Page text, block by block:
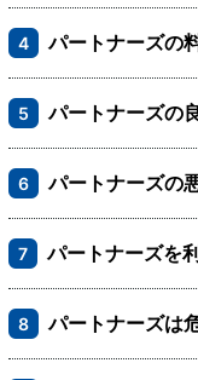
4 パートナーズの
5 パートナーズの
6 パートナーズの
7 パートナーズを
8 パートナーズは